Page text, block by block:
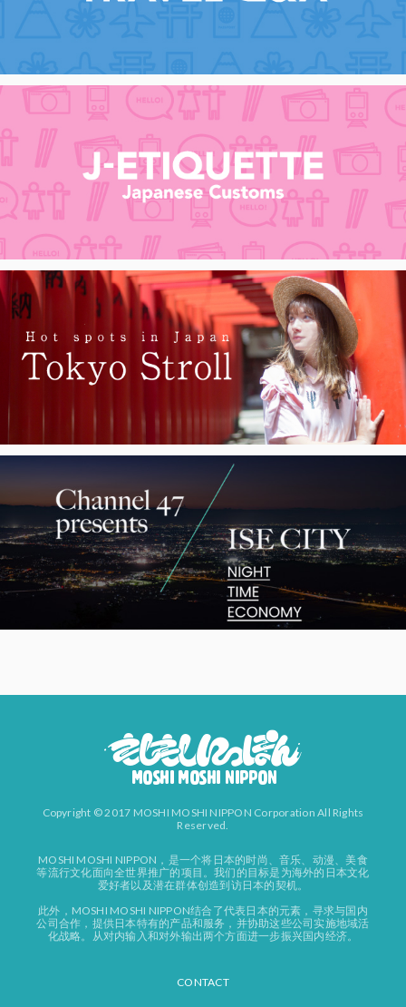
Copyright © 2017 MOSHI MOSHI NIPPON Corporation All Rights
Reserved.
MOSHI MOSHI NIPPON，是一个将日本的时尚、音乐、动漫、美食
等流行文化面向全世界推广的项目。我们的目标是为海外的日本文化
爱好者以及潜在群体创造到访日本的契机。
此外，MOSHI MOSHI NIPPON结合了代表日本的元素，寻求与国内
公司合作，提供日本特有的产品和服务，并协助这些公司实施地域活
化战略。从对内输入和对外输出两个方面进一步振兴国内经济。
CONTACT